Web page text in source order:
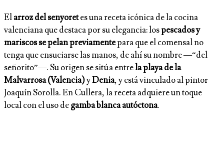
Elarroz del senyoretes una receta icónica de la cocina
valenciana que destaca por su elegancia: lospescados y
mariscos se pelan previamentepara que el comensal no
tenga que ensuciarse las manos, de ahí su nombre —“del
señorito”—. Su origen se sitúa entrela playa de la
Malvarrosa (Valencia)yDenia, y está vinculado al pintor
Joaquín Sorolla. En Cullera, la receta adquiere un toque
local con el uso degamba blanca autóctona.